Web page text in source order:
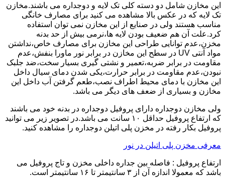
این مخازن شامل دو دسته کلی تک لایه و دوجداره می باشند.مخازن
تک لایه که در عکس بالا مشاهده می کنید برای مصارف خانگی
مناسب هستند ولی در صنایع از این مخازن نمی توان استفاده
کرد.علت آن هم ضعیف بودن لایه ها،نرمی بیش از حد بدنه
مخزن،عدم توانایی طراحی این مخازن برای مصارف خاص،نداشتن
مواد آنتی UV در سطح این مخازن در برابر نور ماورا بنفش،عدم
مقاومت در برابر ضربه،تعمیر و نشتی گیری بسیار سخت،ضد جلبک
نبودن،عدم مقاومت در برابر حرارت،یکی شدن دمای سیال داخل
این مخازن با دمای محیط اطراف نصب،طعم گرفتن آب داخل این
مخازن و بسیاری از ضعف های دیگر می باشد.
ولی مخازن دوجداره دارای پروفیل دوجداره در بدنه خود می باشند
که ارتفاع پروفیل حداقل ۱۰ سانت می باشد.در تصویر زیر می توانید
پروفیل بکار رفته در مخزن پلی اتیلن دوجداره را مشاهده کنید.
معرفی مخزن پلی اتیلن در نور
ارتفاع پروفیل : فاصله بین جداره داخلی مخزن و تاج پروفیل می
باشد که معمولا اندازه آن از ۳ سانتیمتر تا ۱۶ سانتیمتر است.